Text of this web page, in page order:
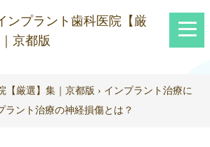
ンプラント歯科医院【厳
京都版
【厳選】集｜京都版 › インプラント治療に
ラント治療の神経損傷とは？